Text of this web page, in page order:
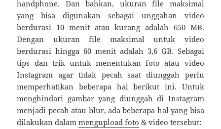
handphone. Dan bahkan, ukuran file maksimal
yang bisa digunakan sebagai unggahan video
berdurasi 10 menit atau kurang adalah 650 MB.
Dengan ukuran file maksimal untuk video
berdurasi hingga 60 menit adalah 3,6 GB. Sebagai
tips dan trik untuk menentukan foto atau video
Instagram agar tidak pecah saat diunggah perlu
memperhatikan beberapa hal berikut ini. Untuk
menghindari gambar yang diunggah di Instagram
menjadi pecah atau blur, ada beberapa hal yang bisa
dilakukan dalammengupload foto & video tersebut: